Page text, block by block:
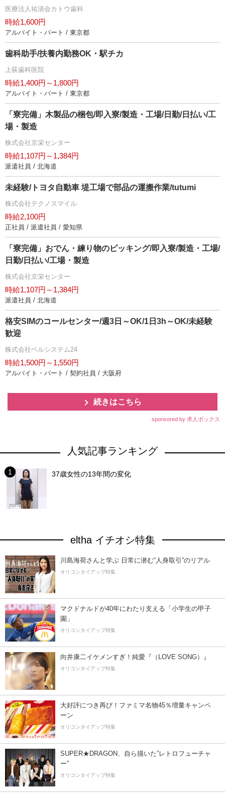
医療法人祐清会カトウ歯科
時給1,600円
アルバイト・パート / 東京都
歯科助手/扶養内勤務OK・駅チカ
上荻歯科医院
時給1,400円～1,800円
アルバイト・パート / 東京都
「寮完備」木製品の梱包/即入寮/製造・工場/日勤/日払い/工
場・製造
株式会社京栄センター
時給1,107円～1,384円
派遣社員 / 北海道
未経験/トヨタ自動車 堤工場で部品の運搬作業/tutumi
株式会社テクノスマイル
時給2,100円
正社員 / 派遣社員 / 愛知県
「寮完備」おでん・練り物のピッキング/即入寮/製造・工場/
日勤/日払い/工場・製造
株式会社京栄センター
時給1,107円～1,384円
派遣社員 / 北海道
格安SIMのコールセンター/週3日～OK/1日3h～OK/未経験
歓迎
株式会社ベルシステム24
時給1,500円～1,550円
アルバイト・パート / 契約社員 / 大阪府
続きはこちら
sponsored by 求人ボックス
人気記事ランキング
37歳女性の13年間の変化
eltha イチオシ特集
川島海荷さんと学ぶ 日常に潜む“人身取引”のリアル
オリコンタイアップ特集
マクドナルドが40年にわたり支える「小学生の甲子
園」
オリコンタイアップ特集
向井康二イケメンすぎ！純愛『（LOVE SONG）』
オリコンタイアップ特集
大好評につき再び！ファミマ名物45％増量キャンペ
ーン
オリコンタイアップ特集
SUPER★DRAGON、自ら描いた”レトロフューチャ
ー”
オリコンタイアップ特集